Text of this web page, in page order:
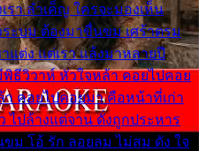
รา ลำเค็ญ ใครจะมองเห็น
ระบม ต้องมาขื่นขม เศร้าตรม
แต่ง แต่เรา แล้งมาหลายปี
ธีวิวาห์ หัวใจหล้า คอยไปคอย
คอยไปคอยมา คือหน้าที่เก่า
ไปล้างแต่จาน ดั่งถูกประหาร
ขม โอ้ รัก ลอยลม ไม่สม ดัง ใจ